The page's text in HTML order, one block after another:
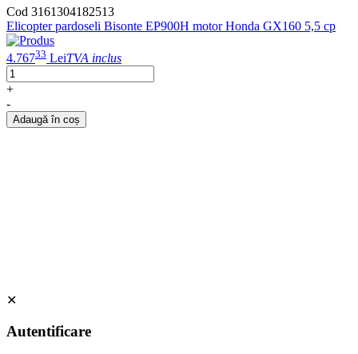
Cod 3161304182513
Elicopter pardoseli Bisonte EP900H motor Honda GX160 5,5 cp
4.76733 LeiTVA inclus
+
-
Adaugă în coș
✕
Autentificare